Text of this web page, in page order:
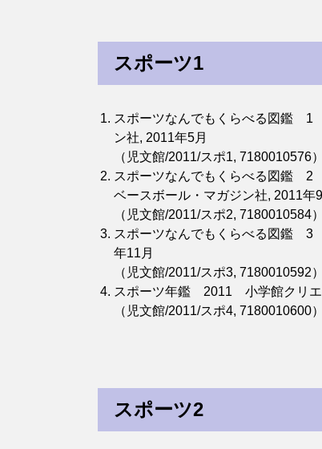
スポーツ1
スポーツなんでもくらべる図鑑
ン社, 2011年5月
（児文館/2011/スポ1, 7180010576）
スポーツなんでもくらべる図鑑
ベースボール・マガジン社, 2011年
（児文館/2011/スポ2, 7180010584）
スポーツなんでもくらべる図鑑
年11月
（児文館/2011/スポ3, 7180010592）
スポーツ年鑑 2011 小学館クリエ
（児文館/2011/スポ4, 7180010600）
スポーツ2